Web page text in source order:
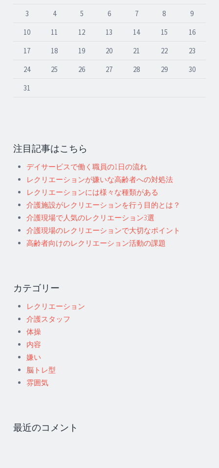
3
4 5 6 7 8
9
10
11 12 13 14 15
16
17
18 19 20 21 22
23
24
25 26 27 28 29
30
31
注目記事はこちら
デイサービスで働く職員の1日の流れ
レクリエーションが嫌いな高齢者への対処法
レクリエーションには様々な種類がある
介護施設がレクリエーションを行う目的とは？
介護現場で人気のレクリエーション3選
介護現場のレクリエーションで大切なポイント
高齢者向けのレクリエーション活動の課題
カテゴリー
レクリエーション
介護スタッフ
体操
内容
嫌い
脳トレ型
雰囲気
最近のコメント